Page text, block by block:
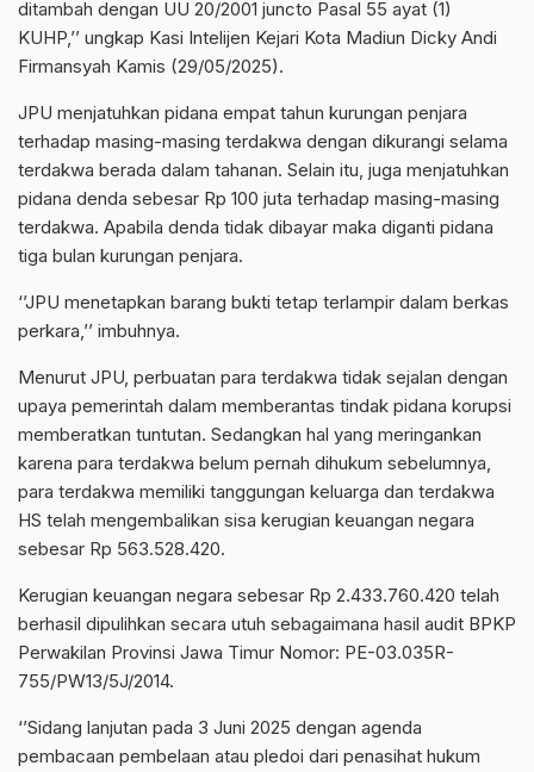
ditambah dengan UU 20/2001 juncto Pasal 55 ayat (1)
KUHP,’’ ungkap Kasi Intelijen Kejari Kota Madiun Dicky Andi
Firmansyah Kamis (29/05/2025).
JPU menjatuhkan pidana empat tahun kurungan penjara
terhadap masing-masing terdakwa dengan dikurangi selama
terdakwa berada dalam tahanan. Selain itu, juga menjatuhkan
pidana denda sebesar Rp 100 juta terhadap masing-masing
terdakwa. Apabila denda tidak dibayar maka diganti pidana
tiga bulan kurungan penjara.
‘’JPU menetapkan barang bukti tetap terlampir dalam berkas
perkara,’’ imbuhnya.
Menurut JPU, perbuatan para terdakwa tidak sejalan dengan
upaya pemerintah dalam memberantas tindak pidana korupsi
memberatkan tuntutan. Sedangkan hal yang meringankan
karena para terdakwa belum pernah dihukum sebelumnya,
para terdakwa memiliki tanggungan keluarga dan terdakwa
HS telah mengembalikan sisa kerugian keuangan negara
sebesar Rp 563.528.420.
Kerugian keuangan negara sebesar Rp 2.433.760.420 telah
berhasil dipulihkan secara utuh sebagaimana hasil audit BPKP
Perwakilan Provinsi Jawa Timur Nomor: PE-03.035R-
755/PW13/5J/2014.
‘’Sidang lanjutan pada 3 Juni 2025 dengan agenda
pembacaan pembelaan atau pledoi dari penasihat hukum